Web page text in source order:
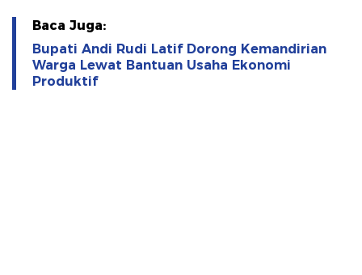
Baca Juga:
Bupati Andi Rudi Latif Dorong Kemandirian
Warga Lewat Bantuan Usaha Ekonomi
Produktif